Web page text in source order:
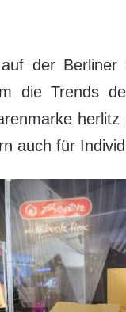
der Berliner
die Trends
auch für